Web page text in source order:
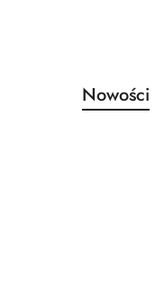
Pomiń karuzelę
Produkty
o
Nowości